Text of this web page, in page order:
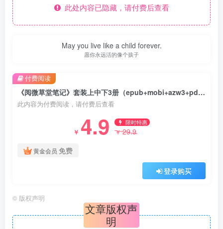
此处内容已隐藏，请付费后查看
May you live like a child forever.
愿你永远活的像个孩子
《阅微草堂笔记》套装上中下3册（epub+mobi+azw3+pdf）
此内容为付费阅读，请付费后查看
￥ 4.9 限时特惠
￥29.9
黄金会员 免费
登录购买
付费阅读
© 版权声明
文章版权声
明